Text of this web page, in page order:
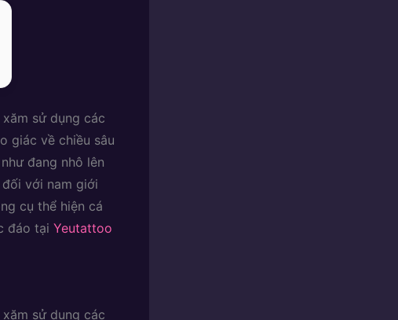
sử dụng các
giác về chiều sâu
đang nhô lên
với nam giới
cụ thể hiện cá
đáo tại Yeutattoo
sử dụng các